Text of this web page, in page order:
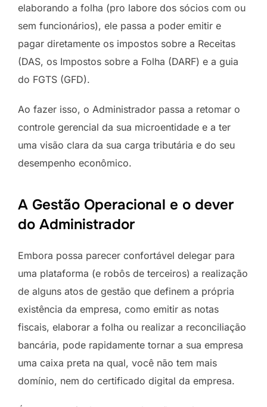
elaborando a folha (pro labore dos sócios com ou
sem funcionários), ele passa a poder emitir e
pagar diretamente os impostos sobre a Receitas
(DAS, os Impostos sobre a Folha (DARF) e a guia
do FGTS (GFD).
Ao fazer isso, o Administrador passa a retomar o
controle gerencial da sua microentidade e a ter
uma visão clara da sua carga tributária e do seu
desempenho econômico.
A Gestão Operacional e o dever
do Administrador
Embora possa parecer confortável delegar para
uma plataforma (e robôs de terceiros) a realização
de alguns atos de gestão que definem a própria
existência da empresa, como emitir as notas
fiscais, elaborar a folha ou realizar a reconciliação
bancária, pode rapidamente tornar a sua empresa
uma caixa preta na qual, você não tem mais
domínio, nem do certificado digital da empresa.